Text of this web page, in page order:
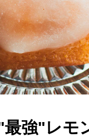
最強"レモ